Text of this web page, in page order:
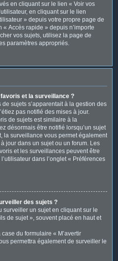
en cliquant sur le lien « Voir vos
en cliquant sur le lien
» depuis votre propre page de
Accès rapide » depuis n’importe
vos sujets, utilisez la page de
paramètres appropriés.
et la surveillance ?
sujets s’apparentait à la gestion des
pas notifié des mises à jour.
de sujets est similaire à la
désormais être notifié lorsqu’un sujet
la surveillance vous permet également
jour dans un sujet ou un forum. Les
et les surveillances peuvent être
dans l’onglet « Préférences
des sujets ?
surveiller un sujet en cliquant sur le
de sujet », souvent placé en haut et
du formulaire « M’avertir
permettra également de surveiller le